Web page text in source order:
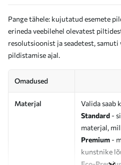
Pange tähele: kujutatud esemete
erineda veebilehel olevatest
resolutsioonist ja seadetest,
pildistamise ajal.
Omadused
Materjal
Valida saab
Standard -
materjal,
Premium -
kunstnike